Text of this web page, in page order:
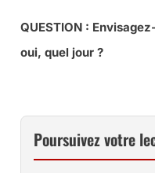
QUESTION :
oui, quel jour ?
Poursuivez votre